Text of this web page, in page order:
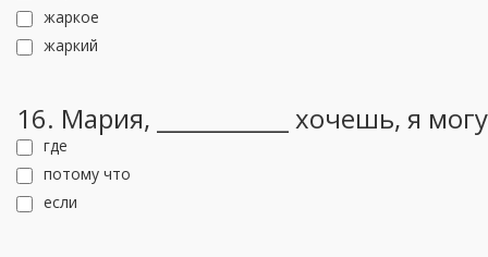
жаркое
жаркий
16. Мария, ___________ хочешь, я
где
потому что
если